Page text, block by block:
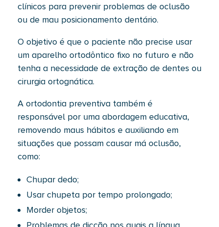
clínicos para prevenir problemas de oclusão
ou de mau posicionamento dentário.
O objetivo é que o paciente não precise usar
um aparelho ortodôntico fixo no futuro e não
tenha a necessidade de extração de dentes ou
cirurgia ortognática.
A ortodontia preventiva também é
responsável por uma abordagem educativa,
removendo maus hábitos e auxiliando em
situações que possam causar má oclusão,
como:
Chupar dedo;
Usar chupeta por tempo prolongado;
Morder objetos;